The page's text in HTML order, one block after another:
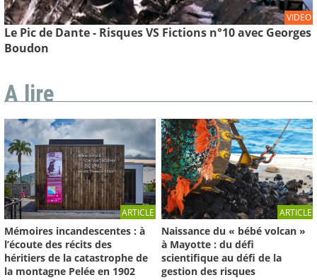
VIDEO
Le Pic de Dante - Risques VS Fictions n°10 avec Georges
Boudon
A lire
ARTICLE
Mémoires incandescentes : à
l’écoute des récits des
héritiers de la catastrophe de
la montagne Pelée en 1902
ARTICLE
Naissance du « bébé volcan »
à Mayotte : du défi
scientifique au défi de la
gestion des risques